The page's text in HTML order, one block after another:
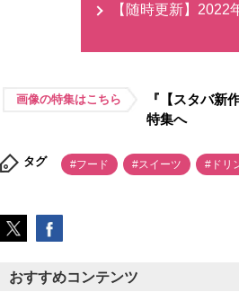
【随時更新】
画像の特集はこちら
『【スタバ新
特集へ
タグ #フード #スイーツ #ドリ
おすすめコンテンツ